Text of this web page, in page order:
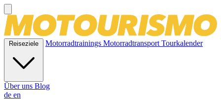
Reiseziele Motorradtrainings MotorradtransportTourkalender
Über uns Blog
de en